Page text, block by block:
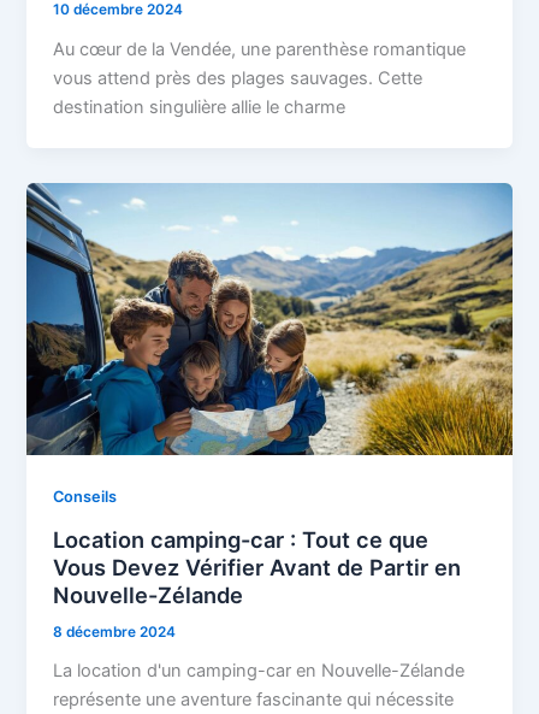
10 décembre 2024
Au cœur de la Vendée, une parenthèse romantique
vous attend près des plages sauvages. Cette
destination singulière allie le charme
Conseils
Location camping-car : Tout ce que
Vous Devez Vérifier Avant de Partir en
Nouvelle-Zélande
8 décembre 2024
La location d'un camping-car en Nouvelle-Zélande
représente une aventure fascinante qui nécessite